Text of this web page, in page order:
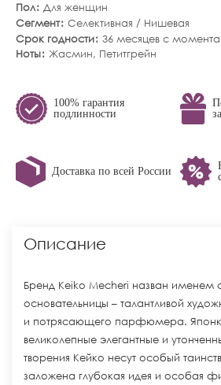
Пол Для женщин
Сегмент Селективная / Нишевая
Срок годности 36 месяцев с
Ноты Жасмин, Петитгрейн
100% гарантия
подлинности
Доставка по всей России
Описание
Бренд Keiko Mecheri назван именем
основательницы – талантливой
и потрясающего парфюмера.
великолепные элегантные и
творения Кейко несут особый
заложена глубокая идея и особая